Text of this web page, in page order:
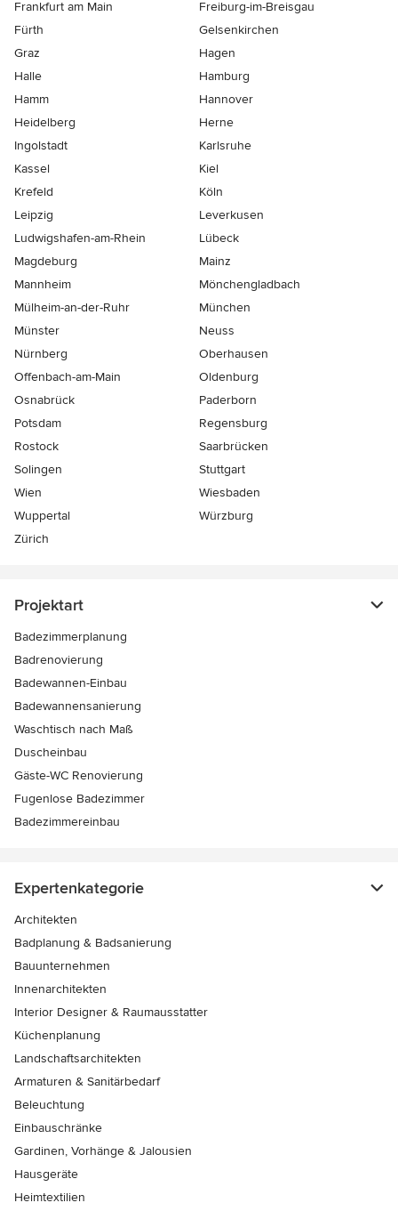
Frankfurt am Main
Freiburg-im-Breisgau
Fürth
Gelsenkirchen
Graz
Hagen
Halle
Hamburg
Hamm
Hannover
Heidelberg
Herne
Ingolstadt
Karlsruhe
Kassel
Kiel
Krefeld
Köln
Leipzig
Leverkusen
Ludwigshafen-am-Rhein
Lübeck
Magdeburg
Mainz
Mannheim
Mönchen­gladbach
Mülheim-an-der-Ruhr
München
Münster
Neuss
Nürnberg
Oberhausen
Offenbach-am-Main
Oldenburg
Osnabrück
Paderborn
Potsdam
Regensburg
Rostock
Saarbrücken
Solingen
Stuttgart
Wien
Wiesbaden
Wuppertal
Würzburg
Zürich
Projektart
Badezimmerplanung
Badrenovierung
Badewannen-Einbau
Badewannensanierung
Waschtisch nach Maß
Duscheinbau
Gäste-WC Renovierung
Fugenlose Badezimmer
Badezimmereinbau
Expertenkategorie
Architekten
Badplanung & Badsanierung
Bauunternehmen
Innenarchitekten
Interior Designer & Raumausstatter
Küchenplanung
Landschaftsarchitekten
Armaturen & Sanitärbedarf
Beleuchtung
Einbauschränke
Gardinen, Vorhänge & Jalousien
Hausgeräte
Heimtextilien